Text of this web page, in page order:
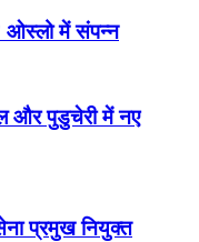
2026
2026
ओस्लो में संपन्न
और पुडुचेरी में नए
प्रमुख नियुक्त